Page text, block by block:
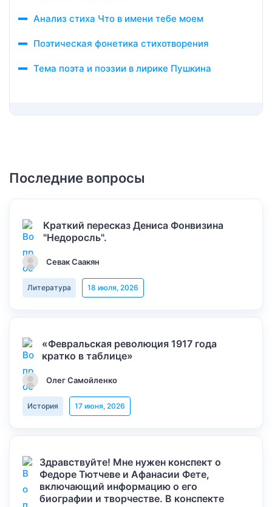
Анализ стиха Что в имени тебе моем
Поэтическая фонетика стихотворения
Тема поэта и поэзии в лирике Пушкина
Последние вопросы
Краткий пересказ Дениса Фонвизина
"Недоросль".
Севак Саакян
Литература 18 июля, 2026
«Февральская революция 1917 года
кратко в таблице»
Олег Самойленко
История 17 июня, 2026
Здравствуйте! Мне нужен конспект о
Федоре Тютчеве и Афанасии Фете,
включающий информацию о его
биографии и творчестве. В конспекте